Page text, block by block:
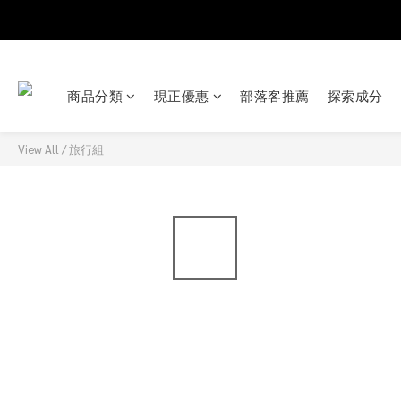
商品分類 現正優惠 部落客推薦 探索成分
View All /旅行組